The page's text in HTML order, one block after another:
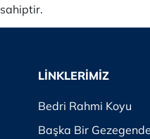
LİNKLERİMİZ
Bedri Rahmi Koyu
Başka Bir